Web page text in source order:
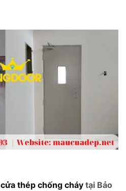
cửa thép chống cháy tại Bảo